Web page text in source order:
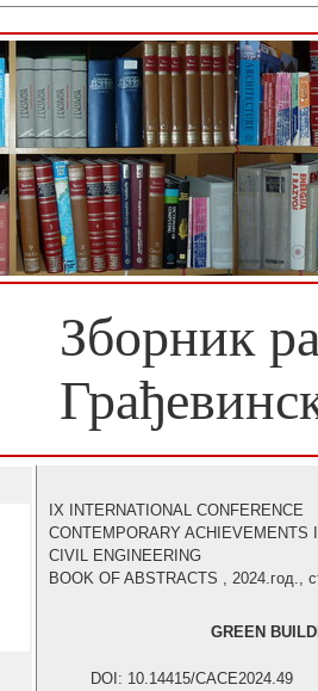
Зборник
IX INTERNATIONAL CONFERENCE
CONTEMPORARY ACHIEVEMENTS
CIVIL ENGINEERING
BOOK OF ABSTRACTS , 2024.год.,
GREEN
DOI: 10.14415/CACE2024.49